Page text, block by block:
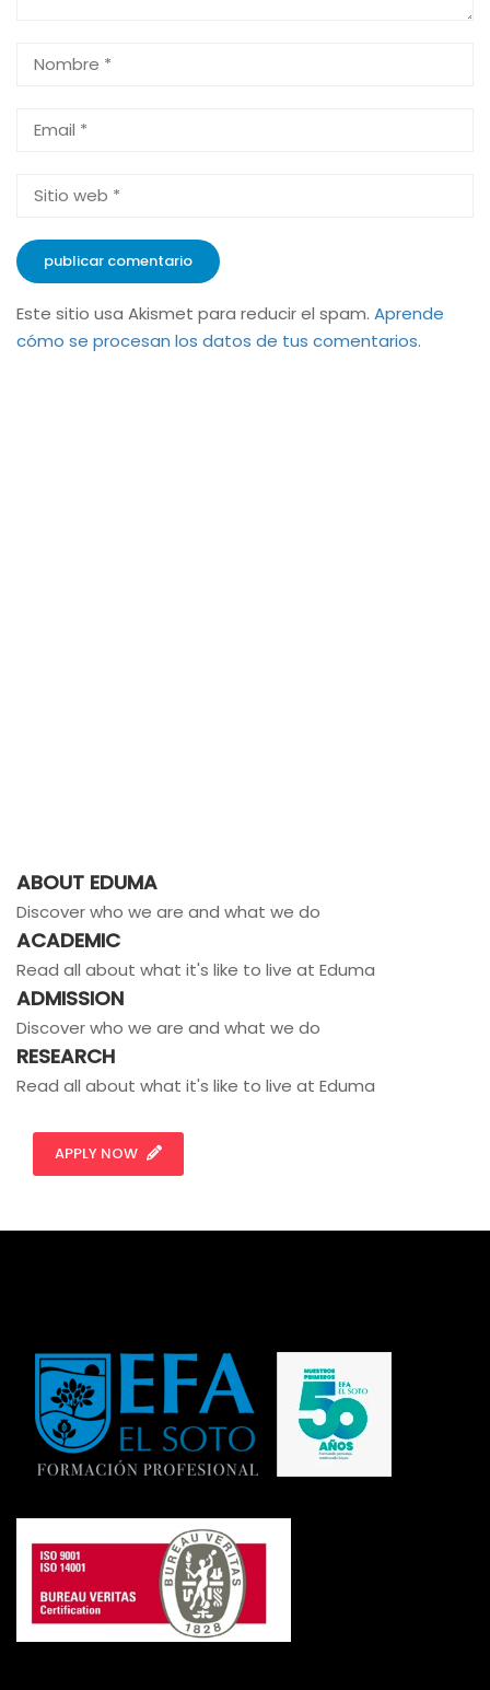
Este sitio usa Akismet para reducir el spam. Aprende
cómo se procesan los datos de tus comentarios.
ABOUT EDUMA
Discover who we are and what we do
ACADEMIC
Read all about what it's like to live at Eduma
ADMISSION
Discover who we are and what we do
RESEARCH
Read all about what it's like to live at Eduma
APPLY NOW